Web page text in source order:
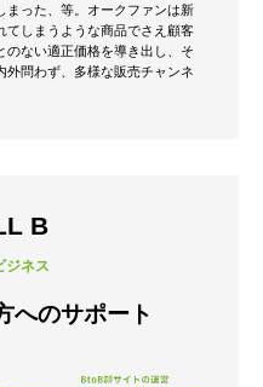
った、等。 オークファンは新
てしまうような商品でさえ顧客
のない適正価格を導き出し、そ
外問わず、多様な販売チャンネ
B
ジネス
へのサポート